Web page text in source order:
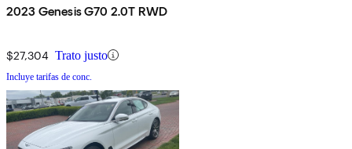
2023 Genesis G70 2.0T RWD
$27,304 Trato justo
Incluye tarifas de conc.